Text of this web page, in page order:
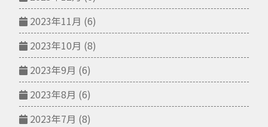
2023年11月 (6)
2023年10月 (8)
2023年9月 (6)
2023年8月 (6)
2023年7月 (8)